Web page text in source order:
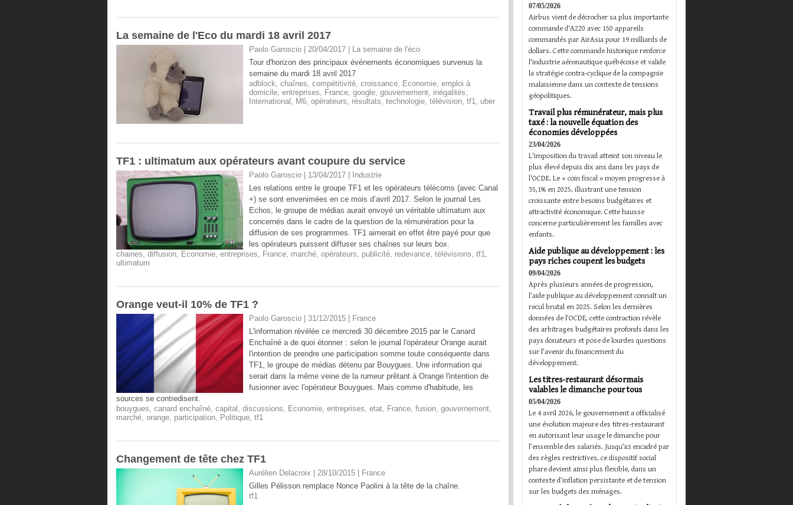
La semaine de l'Eco du mardi 18 avril 2017
Paolo Garoscio | 20/04/2017
La semaine de l'éco
Tour d'horizon des principaux événements économiques survenus la
semaine du mardi 18 avril 2017
adblock, chaînes, compétitivité, croissance, Economie, emploi à
domicile, entreprises, France, google, gouvernement, inégalités,
International , M6, opérateurs, résultats, technologie, télévision, tf1, uber
TF1 : ultimatum aux opérateurs avant coupure du service
Paolo Garoscio | 13/04/2017
Industrie
Les relations entre le groupe TF1 et les opérateurs télécoms (avec Canal
+) se sont envenimées en ce mois d’avril 2017. Selon le journal Les
Echos, le groupe de médias aurait envoyé un véritable ultimatum aux
concernés dans le cadre de la question de la rémunération pour la
diffusion de ses programmes. TF1 aimerait en effet être payé pour que
les opérateurs puissent diffuser ses chaînes sur leurs box.
chaines, diffusion, Economie, entreprises, France, marché, opérateurs, publicité, redevance, télévisions, tf1,
ultimatum
​Orange veut-il 10% de TF1 ?
Paolo Garoscio | 31/12/2015
France
L'information révélée ce mercredi 30 décembre 2015 par le Canard
Enchaîné a de quoi étonner : selon le journal l'opérateur Orange aurait
l'intention de prendre une participation somme toute conséquente dans
TF1, le groupe de médias détenu par Bouygues. Une information qui
serait dans la même veine de la rumeur prêtant à Orange l'intention de
fusionner avec l'opérateur Bouygues. Mais comme d'habitude, les
sources se contredisent.
bouygues, canard enchaîné, capital , discussions, Economie, entreprises, etat, France, fusion, gouvernement,
marché, orange, participation, Politique, tf1
Changement de tête chez TF1
Aurélien Delacroix | 28/10/2015
France
Gilles Pélisson remplace Nonce Paolini à la tête de la chaîne.
tf1
07/05/2026
Airbus vient de décrocher sa plus importante
commande d'A220 avec 150 appareils
commandés par AirAsia pour 19 milliards de
dollars. Cette commande historique renforce
l'industrie aéronautique québécoise et valide
la stratégie contra-cyclique de la compagnie
malaisienne dans un contexte de tensions
géopolitiques.
Travail plus rémunérateur, mais plus
taxé : la nouvelle équation des
économies développées
23/04/2026
L'imposition du travail atteint son niveau le
plus élevé depuis dix ans dans les pays de
l'OCDE. Le « coin fiscal » moyen progresse à
35,1% en 2025, illustrant une tension
croissante entre besoins budgétaires et
attractivité économique. Cette hausse
concerne particulièrement les familles avec
enfants.
Aide publique au développement : les
pays riches coupent les budgets
09/04/2026
Après plusieurs années de progression,
l’aide publique au développement connaît un
recul brutal en 2025. Selon les dernières
données de l’OCDE, cette contraction révèle
des arbitrages budgétaires profonds dans les
pays donateurs et pose de lourdes questions
sur l’avenir du financement du
développement.
Les titres-restaurant désormais
valables le dimanche pour tous
05/04/2026
Le 4 avril 2026, le gouvernement a officialisé
une évolution majeure des titres-restaurant
en autorisant leur usage le dimanche pour
l’ensemble des salariés. Jusqu’ici encadré par
des règles restrictives, ce dispositif social
phare devient ainsi plus flexible, dans un
contexte d’inflation persistante et de tension
sur les budgets des ménages.